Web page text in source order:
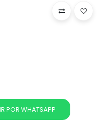
POR WHATSAPP